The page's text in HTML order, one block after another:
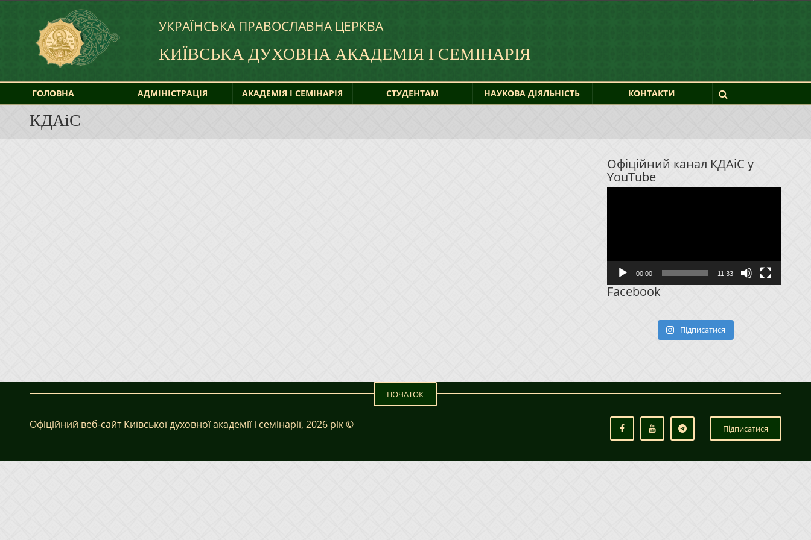
УКРАЇНСЬКА ПРАВОСЛАВНА ЦЕРКВА
КИЇВСЬКА ДУХОВНА АКАДЕМІЯ І СЕМІНАРІЯ
ГОЛОВНА АДМІНІСТРАЦІЯ АКАДЕМІЯ І СЕМІНАРІЯ СТУДЕНТАМ НАУКОВА ДІЯЛЬНІСТЬ КОНТАКТИ
КДАіС
Офіційний канал КДАіС у
YouTube
Відеопрогравач
00:00 11:33
Facebook
Підписатися
ПОЧАТОК
Офіційний веб-сайт Київської духовної академії і семінарії, 2026 рік ©